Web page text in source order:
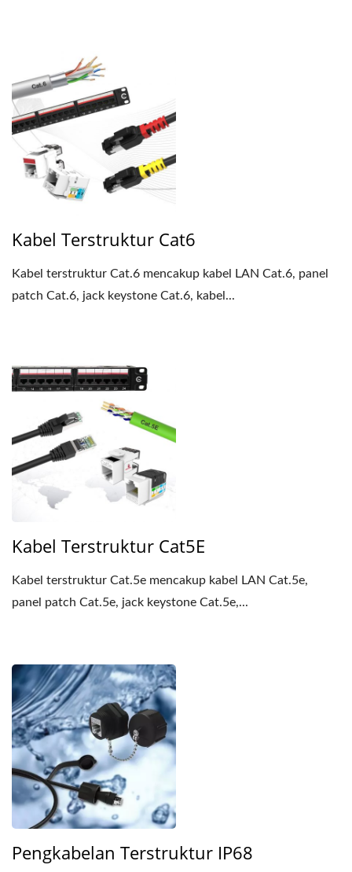
Kabel Terstruktur Cat6
Kabel terstruktur Cat.6 mencakup kabel LAN Cat.6, panel
patch Cat.6, jack keystone Cat.6, kabel...
Kabel Terstruktur Cat5E
Kabel terstruktur Cat.5e mencakup kabel LAN Cat.5e,
panel patch Cat.5e, jack keystone Cat.5e,...
Pengkabelan Terstruktur IP68